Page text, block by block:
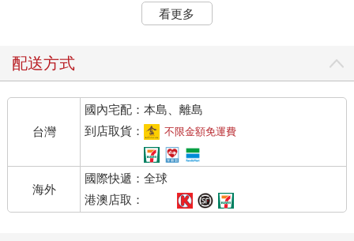
爾，七十二歲，乘坐第二輛篷車，雙腿已不比從前勇健。「如果
你在這可疑的地帶都能背誦台詞，上了台一定也沒問題。」
忘了），她在多倫多劇院匆促下檔的《李爾王》登台演出沒有台
刀，手拿平裝版《李爾王》劇本，書中的舞台指示有黃色螢光標
記，她讀道：「『已瘋狂，身上雜亂地飾以野花。』」
「『可是誰來啦？』」飾演大臣之子愛德伽的演員說。他名叫八
月，最近才開始演戲，之前是樂團的第二小提琴，也是祕密詩
人，也就是說除了克絲婷和第七吉他手，團裡沒人知道他會寫
詩，「『不是瘋狂的人，絕不會……』絕不會什麼？」
「『把他自己打扮成這一個樣子。』」克絲婷說。
「謝了。『不是瘋狂的人，絕不會把他自己打扮成這一個樣
看更多
配送方式
台灣
國內宅配：本島、離島
到店取貨：
不限金額免運費
海外
國際快遞：全球
港澳店取：